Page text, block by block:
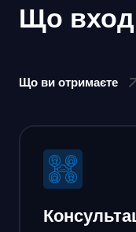
Що
Що ви отримаєте